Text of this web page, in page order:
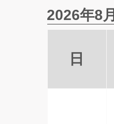
2026年8月
日